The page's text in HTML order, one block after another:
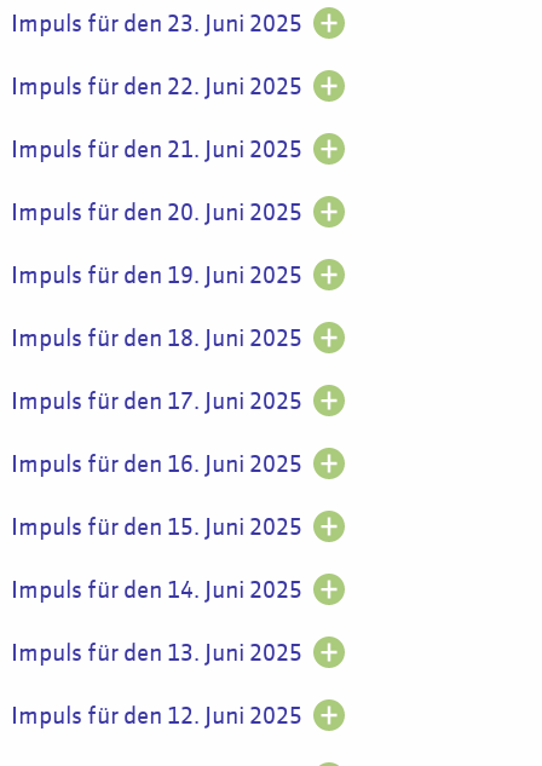
Impuls für den 23. Juni 2025
Impuls für den 22. Juni 2025
Impuls für den 21. Juni 2025
Impuls für den 20. Juni 2025
Impuls für den 19. Juni 2025
Impuls für den 18. Juni 2025
Impuls für den 17. Juni 2025
Impuls für den 16. Juni 2025
Impuls für den 15. Juni 2025
Impuls für den 14. Juni 2025
Impuls für den 13. Juni 2025
Impuls für den 12. Juni 2025